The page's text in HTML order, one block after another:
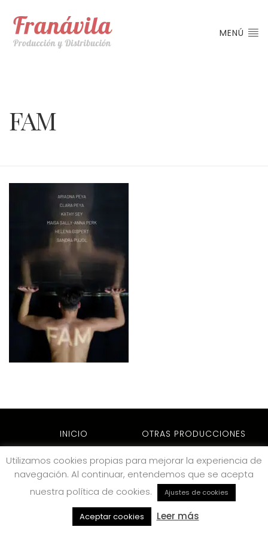
MENÚ
FAM
INICIO
OTRAS PRODUCCIONES
ARCHIVO
NOTICIAS
CONTACTO
VOLVER ARRIBA
Utilizamos cookies propias para mejorar la experiencia de
navegación. Al continuar, entendemos que se acepta
nuestra política de cookies.
Ajustes de cookies
Aceptar cookies Leer más